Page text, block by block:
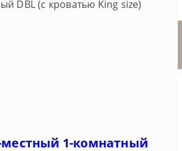
местный 1-комнатный